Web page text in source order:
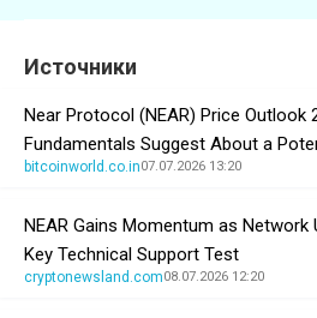
Источники
Near Protocol (NEAR) Price Outlook
Fundamentals Suggest About a
bitcoinworld.co.in07.07.2026 13:20
NEAR Gains Momentum as Network
Key Technical Support Test
cryptonewsland.com08.07.2026 12:20